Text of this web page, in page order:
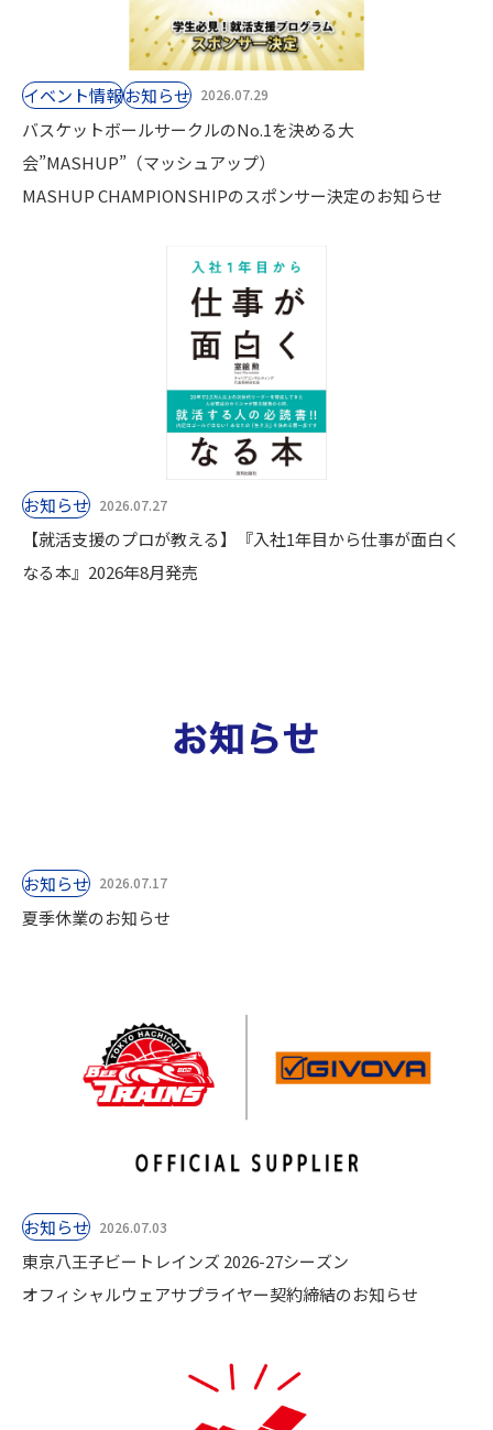
イベント情報お知らせ 2026.07.29
バスケットボールサークルのNo.1を決める大
会”MASHUP”（マッシュアップ）
MASHUP CHAMPIONSHIPのスポンサー決定のお知らせ
お知らせ 2026.07.27
【就活支援のプロが教える】『入社1年目から仕事が面白く
なる本』2026年8月発売
お知らせ 2026.07.17
夏季休業のお知らせ
お知らせ 2026.07.03
東京八王子ビートレインズ 2026-27シーズン
オフィシャルウェアサプライヤー契約締結のお知らせ